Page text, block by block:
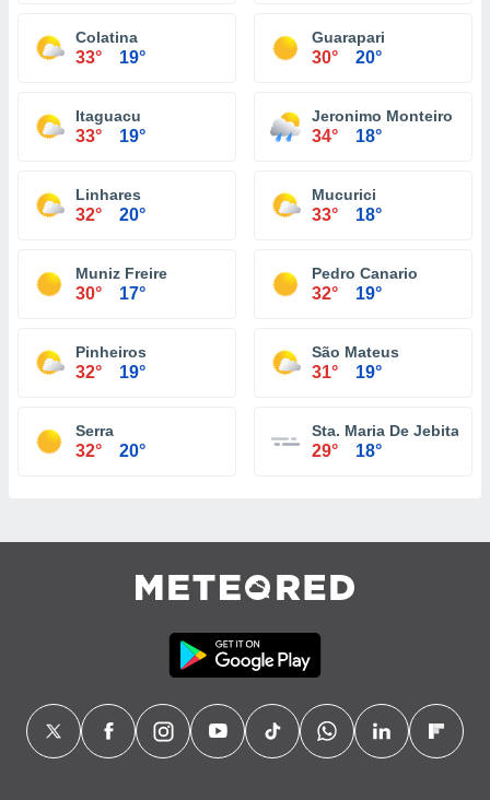
Colatina
33° 19°
Guarapari
30° 20°
Itaguacu
33° 19°
Jeronimo Monteiro
34° 18°
Linhares
32° 20°
Mucurici
33° 18°
Muniz Freire
30° 17°
Pedro Canario
32° 19°
Pinheiros
32° 19°
São Mateus
31° 19°
Serra
32° 20°
Sta. Maria De Jebita
29° 18°